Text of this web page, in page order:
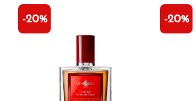
-20% -20%